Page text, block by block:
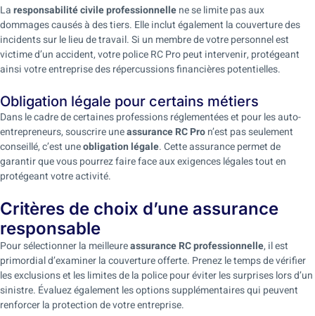
Laresponsabilité civile professionnellene se limite pas aux
dommages causés à des tiers. Elle inclut également la couverture des
incidents sur le lieu de travail. Si un membre de votre personnel est
victime d’un accident, votre police RC Pro peut intervenir, protégeant
ainsi votre entreprise des répercussions financières potentielles.
Obligation légale pour certains métiers
Dans le cadre de certaines professions réglementées et pour les auto-
entrepreneurs, souscrire uneassurance RC Pron’est pas seulement
conseillé, c’est uneobligation légale. Cette assurance permet de
garantir que vous pourrez faire face aux exigences légales tout en
protégeant votre activité.
Critères de choix d’une assurance
responsable
Pour sélectionner la meilleureassurance RC professionnelle, il est
primordial d’examiner la couverture offerte. Prenez le temps de vérifier
les exclusions et les limites de la police pour éviter les surprises lors d’un
sinistre. Évaluez également les options supplémentaires qui peuvent
renforcer la protection de votre entreprise.